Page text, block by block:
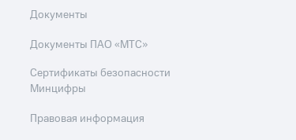
Документы
Документы ПАО «МТС»
Сертификаты безопасности
Минцифры
Правовая информация